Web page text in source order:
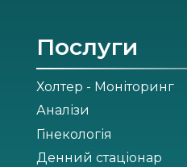
Послуги
Холтер - Моніторинг
Аналізи
Гінекологія
Денний стаціонар